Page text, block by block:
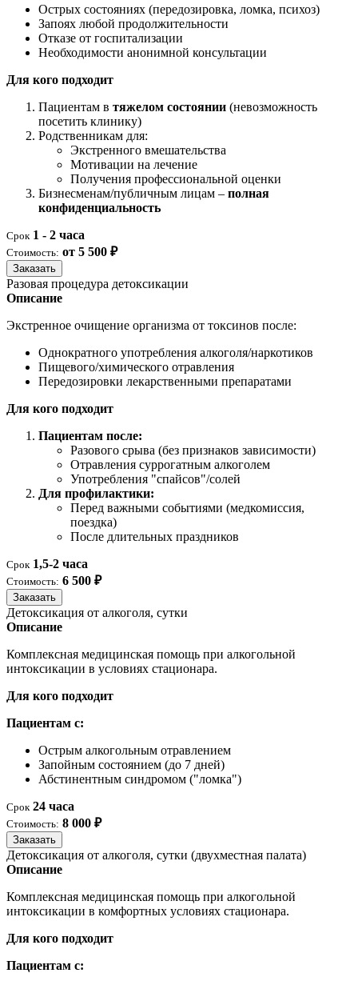
Острых состояниях (передозировка, ломка, психоз)
Запоях любой продолжительности
Отказе от госпитализации
Необходимости анонимной консультации
Для кого подходит
Пациентам в тяжелом состоянии (невозможность
посетить клинику)
Родственникам для:
Экстренного вмешательства
Мотивации на лечение
Получения профессиональной оценки
Бизнесменам/публичным лицам – полная
конфиденциальность
Срок 1 - 2 часа
Стоимость: от 5 500 ₽
Заказать
Разовая процедура детоксикации
Описание
Экстренное очищение организма от токсинов после:
Однократного употребления алкоголя/наркотиков
Пищевого/химического отравления
Передозировки лекарственными препаратами
Для кого подходит
Пациентам после:
Разового срыва (без признаков зависимости)
Отравления суррогатным алкоголем
Употребления "спайсов"/солей
Для профилактики:
Перед важными событиями (медкомиссия,
поездка)
После длительных праздников
Срок 1,5-2 часа
Стоимость: 6 500 ₽
Заказать
Детоксикация от алкоголя, сутки
Описание
Комплексная медицинская помощь при алкогольной
интоксикации в условиях стационара.
Для кого подходит
Пациентам с:
Острым алкогольным отравлением
Запойным состоянием (до 7 дней)
Абстинентным синдромом ("ломка")
Срок 24 часа
Стоимость: 8 000 ₽
Заказать
Детоксикация от алкоголя, сутки (двухместная палата)
Описание
Комплексная медицинская помощь при алкогольной
интоксикации в комфортных условиях стационара.
Для кого подходит
Пациентам с: